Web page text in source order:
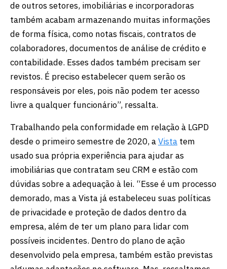
de outros setores, imobiliárias e incorporadoras
também acabam armazenando muitas informações
de forma física, como notas fiscais, contratos de
colaboradores, documentos de análise de crédito e
contabilidade. Esses dados também precisam ser
revistos. É preciso estabelecer quem serão os
responsáveis por eles, pois não podem ter acesso
livre a qualquer funcionário”, ressalta.
Trabalhando pela conformidade em relação à LGPD
desde o primeiro semestre de 2020, aVista tem
usado sua própria experiência para ajudar as
imobiliárias que contratam seu CRM e estão com
dúvidas sobre a adequação à lei. “Esse é um processo
demorado, mas a Vista já estabeleceu suas políticas
de privacidade e proteção de dados dentro da
empresa, além de ter um plano para lidar com
possíveis incidentes. Dentro do plano de ação
desenvolvido pela empresa, também estão previstas